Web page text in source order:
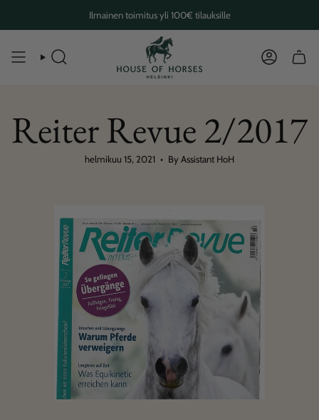
content
Ilmainen toimitus yli 100€ tilauksille
SEARCH
Reiter Revue 2/2017
helmikuu 15, 2021 By Assistant HoH